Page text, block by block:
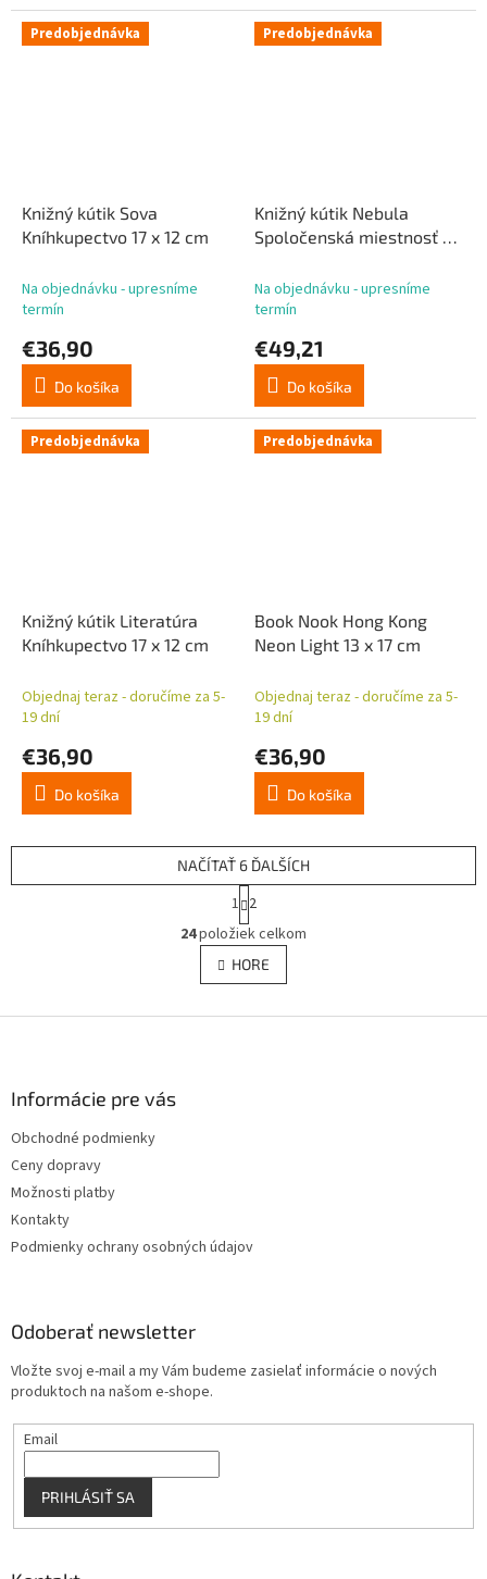
Predobjednávka
Knižný kútik Sova
Kníhkupectvo 17 x 12 cm
Na objednávku - upresníme
termín
€36,90
Do košíka
Predobjednávka
Knižný kútik Nebula
Spoločenská miestnosť 23
Na objednávku - upresníme
termín
€49,21
Do košíka
Predobjednávka
Knižný kútik Literatúra
Kníhkupectvo 17 x 12 cm
Objednaj teraz - doručíme za 5-
19 dní
€36,90
Do košíka
Predobjednávka
Book Nook Hong Kong
Neon Light 13 x 17 cm
Objednaj teraz - doručíme za 5-
19 dní
€36,90
Do košíka
O
v
l
á
p
NAČÍTAŤ 6 ĎALŠÍCH
S
t
r
á
n
k
v
1 2
24položiek celkom
HORE
Informácie pre vás
Obchodné podmienky
Ceny dopravy
Možnosti platby
Kontakty
Podmienky ochrany osobných údajov
Odoberať newsletter
Vložte svoj e-mail a my Vám budeme zasielať informácie o nových
produktoch na našom e-shope.
Email
PRIHLÁSIŤ SA